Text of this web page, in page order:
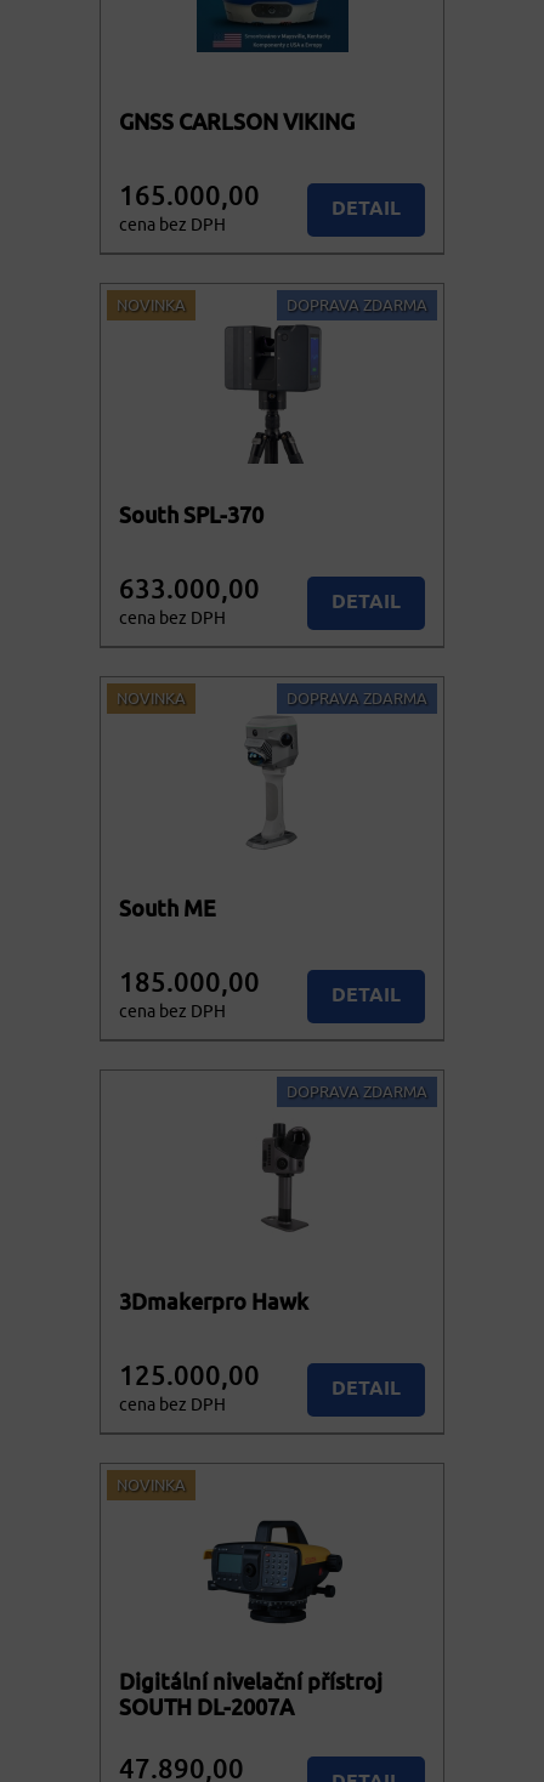
GNSS CARLSON VIKING
165.000,00
cena bez DPH
DETAIL
KOUPIT
NOVINKA DOPRAVA ZDARMA
South SPL-370
633.000,00
cena bez DPH
DETAIL
KOUPIT
NOVINKA DOPRAVA ZDARMA
South ME
185.000,00
cena bez DPH
DETAIL
Více variant
DOPRAVA ZDARMA
3Dmakerpro Hawk
125.000,00
cena bez DPH
DETAIL
KOUPIT
NOVINKA
Digitální nivelační přístroj
SOUTH DL-2007A
47.890,00